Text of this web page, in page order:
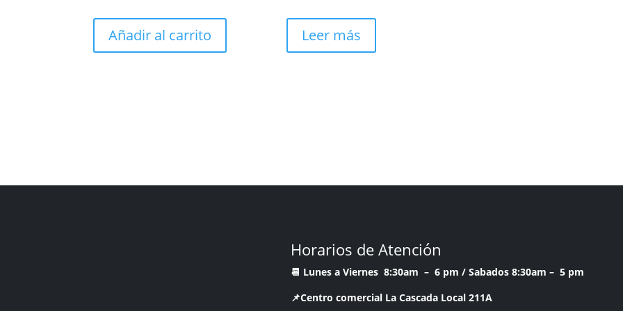
Añadir al carrito Leer más
Horarios de Atención
📆 Lunes a Viernes 8:30am – 6 pm / Sabados 8:30am – 5 pm
📌Centro comercial La Cascada Local 211A